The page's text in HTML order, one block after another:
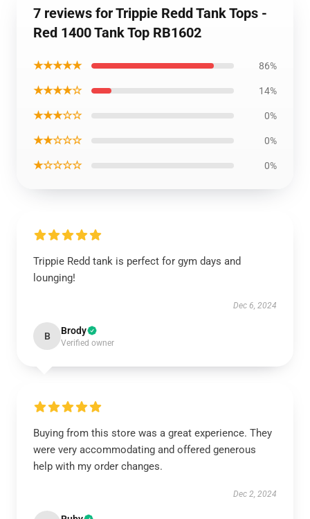
7 reviews for Trippie Redd Tank Tops -
Red 1400 Tank Top RB1602
★★★★★ 86%
★★★★☆ 14%
★★★☆☆ 0%
★★☆☆☆ 0%
★☆☆☆☆ 0%
Trippie Redd tank is perfect for gym days and
lounging!
Dec 6, 2024
B Brody
Verified owner
Buying from this store was a great experience. They
were very accommodating and offered generous
help with my order changes.
Dec 2, 2024